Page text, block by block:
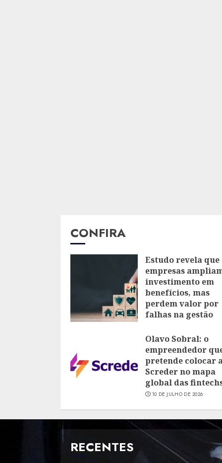
CONFIRA
Estudo revela que
empresas
investimento em
benefícios, mas
perdem valor por
falhas na gestão
Olavo Sobral: o
empreendedor
pretende colocar
Screder no mapa
global das
10 DE JULHO DE 2026
RECENTES